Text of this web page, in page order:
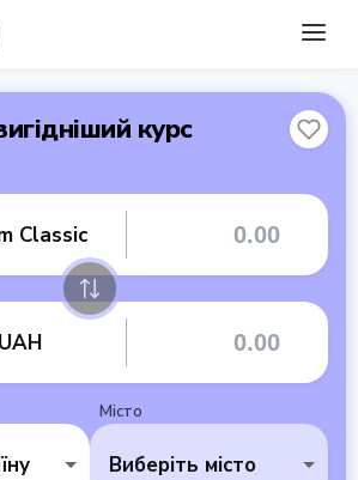
курс
Classic
Місто
Виберіть місто